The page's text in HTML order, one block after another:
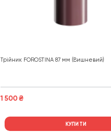
Трійник FOROSTINA 87 мм (Вишневий)
1 500₴
КУПИТИ